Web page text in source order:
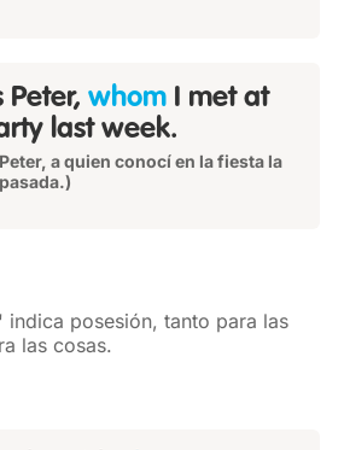
Peter, whom I met at
last week.
a quien conocí en la fiesta la
indica posesión, tanto para las
las cosas.